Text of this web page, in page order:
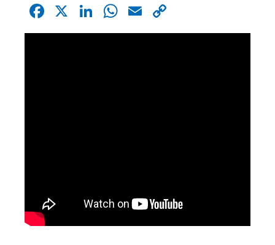
Facebook
X LinkedIn
WhatsApp
Email
Link